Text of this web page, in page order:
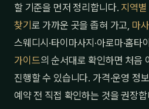
할 기준을 먼저 정리합니다. 지역
찾기 로 가까운 곳을 좁혀 가고, 마
스웨디시·타이마사지·아로마·홈
가이드의 순서대로 확인하면 처음
진행할 수 있습니다. 가격·운영 정
예약 전 직접 확인하는 것을 권장합